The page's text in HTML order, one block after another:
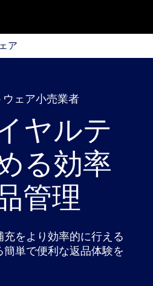
ア
ェア小売業者
ヤルテ
る効率
管理
をより効率的に行える
単で便利な返品体験を